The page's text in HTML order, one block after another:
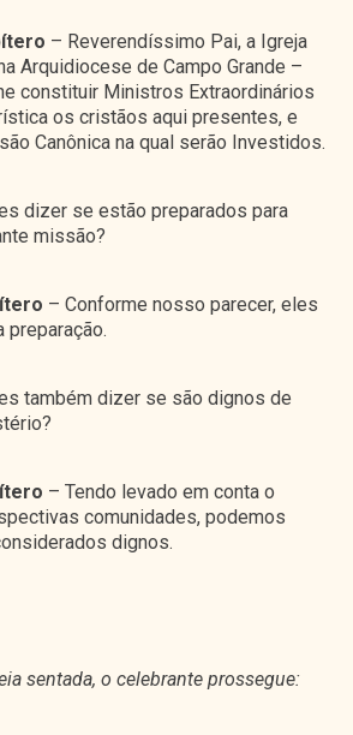
– Reverendíssimo Pai, a Igreja
Arquidiocese de Campo Grande –
constituir Ministros Extraordinários
os cristãos aqui presentes, e
Canônica na qual serão Investidos.
dizer se estão preparados para
missão?
– Conforme nosso parecer, eles
preparação.
também dizer se são dignos de
– Tendo levado em conta o
comunidades, podemos
dignos.
sentada, o celebrante prossegue: